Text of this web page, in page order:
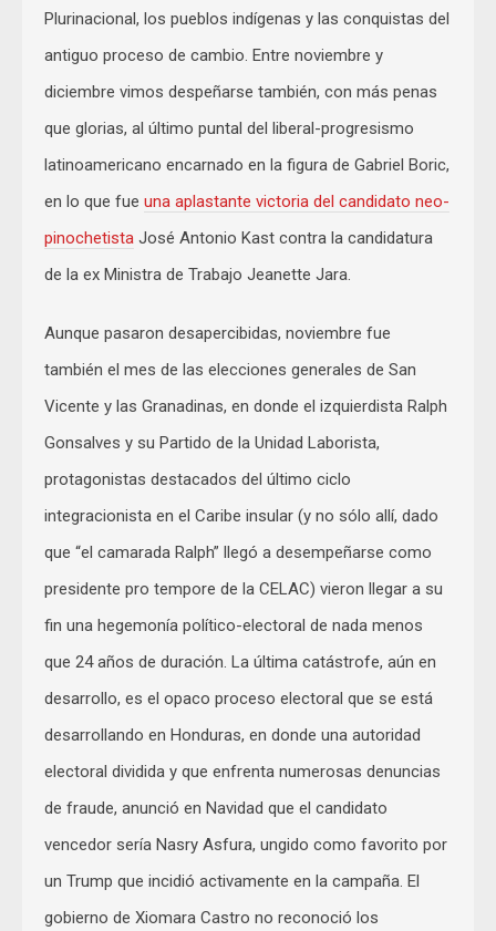
Plurinacional, los pueblos indígenas y las conquistas del
antiguo proceso de cambio. Entre noviembre y
diciembre vimos despeñarse también, con más penas
que glorias, al último puntal del liberal-progresismo
latinoamericano encarnado en la figura de Gabriel Boric,
en lo que fue una aplastante victoria del candidato neo-
pinochetista José Antonio Kast contra la candidatura
de la ex Ministra de Trabajo Jeanette Jara.
Aunque pasaron desapercibidas, noviembre fue
también el mes de las elecciones generales de San
Vicente y las Granadinas, en donde el izquierdista Ralph
Gonsalves y su Partido de la Unidad Laborista,
protagonistas destacados del último ciclo
integracionista en el Caribe insular (y no sólo allí, dado
que “el camarada Ralph” llegó a desempeñarse como
presidente pro tempore de la CELAC) vieron llegar a su
fin una hegemonía político-electoral de nada menos
que 24 años de duración. La última catástrofe, aún en
desarrollo, es el opaco proceso electoral que se está
desarrollando en Honduras, en donde una autoridad
electoral dividida y que enfrenta numerosas denuncias
de fraude, anunció en Navidad que el candidato
vencedor sería Nasry Asfura, ungido como favorito por
un Trump que incidió activamente en la campaña. El
gobierno de Xiomara Castro no reconoció los